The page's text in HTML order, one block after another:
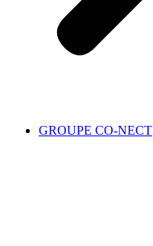
GROUPE CO-NECT